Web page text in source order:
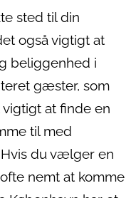
sted til din
også vigtigt at
beliggenhed i
gæster, som
at finde en
til med
du vælger en
nemt at komme